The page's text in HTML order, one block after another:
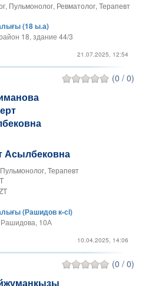
Пульмонолог, Ревматолог, Терапевт
(18 ы.а)
18, здание 44/3
21.07.2025, 12:54
(0 / 0)
Асылбековна
Терапевт
(Рашидов к-сi)
Рашидова, 10А
10.04.2025, 14:06
(0 / 0)